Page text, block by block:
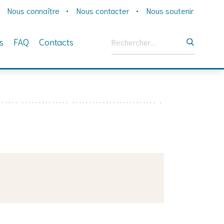
Nous connaître Nous contacter Nous soutenir
FAQ Contacts